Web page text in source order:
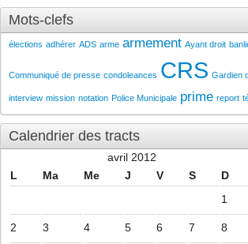
Mots-clefs
élections adhérer ADS arme armement Ayant droit
Communiqué de presse condoleances CRS Gardien
interview mission notation Police Municipale prime report
Calendrier des tracts
avril 2012
L
Ma Me J V S D
1
2 3 4 5 6 7 8